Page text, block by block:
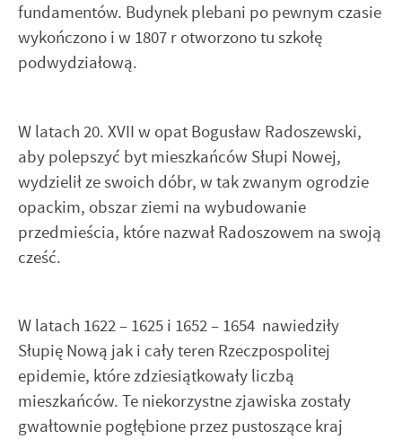
fundamentów. Budynek plebani po pewnym czasie
wykończono i w 1807 r otworzono tu szkołę
podwydziałową.
W latach 20. XVII w opat Bogusław Radoszewski,
aby polepszyć byt mieszkańców Słupi Nowej,
wydzielił ze swoich dóbr, w tak zwanym ogrodzie
opackim, obszar ziemi na wybudowanie
przedmieścia, które nazwał Radoszowem na swoją
cześć.
W latach 1622 – 1625 i 1652 – 1654 nawiedziły
Słupię Nową jak i cały teren Rzeczpospolitej
epidemie, które zdziesiątkowały liczbą
mieszkańców. Te niekorzystne zjawiska zostały
gwałtownie pogłębione przez pustoszące kraj